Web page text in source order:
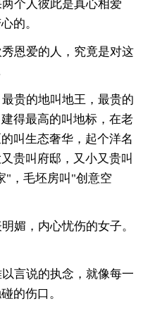
个人彼此是真心相爱
的。
恩爱的人，究竟是对这
贵的地叫地王，最贵的
得最高的叫地标，在老
叫生态奢华，起个洋名
贵叫府邸，又小又贵叫
"，毛坯房叫"创意空
媚，内心忧伤的女子。
言说的执念，就像每一
的伤口。